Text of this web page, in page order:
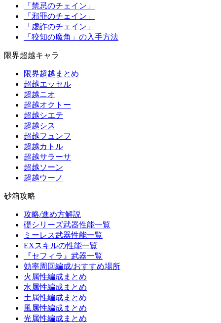
「禁忌のチェイン」
「邪罪のチェイン」
「虚詐のチェイン」
「狡知の魔角」の入手方法
限界超越キャラ
限界超越まとめ
超越エッセル
超越ニオ
超越オクトー
超越シエテ
超越シス
超越フュンフ
超越カトル
超越サラーサ
超越ソーン
超越ウーノ
砂箱攻略
攻略/進め方解説
礎シリーズ武器性能一覧
ミーレス武器性能一覧
EXスキルの性能一覧
『セフィラ』武器一覧
効率周回編成/おすすめ場所
火属性編成まとめ
水属性編成まとめ
土属性編成まとめ
風属性編成まとめ
光属性編成まとめ